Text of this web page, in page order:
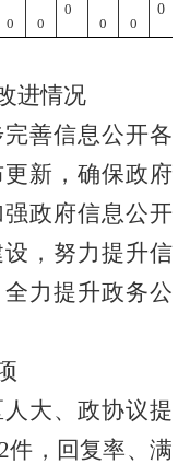
0 0
0
0
0
0
进情况
善信息公开各
新，确保政府
强政府信息公开
， 努力提升信
全力提升政务公
大、政协议提
件，回复率、满